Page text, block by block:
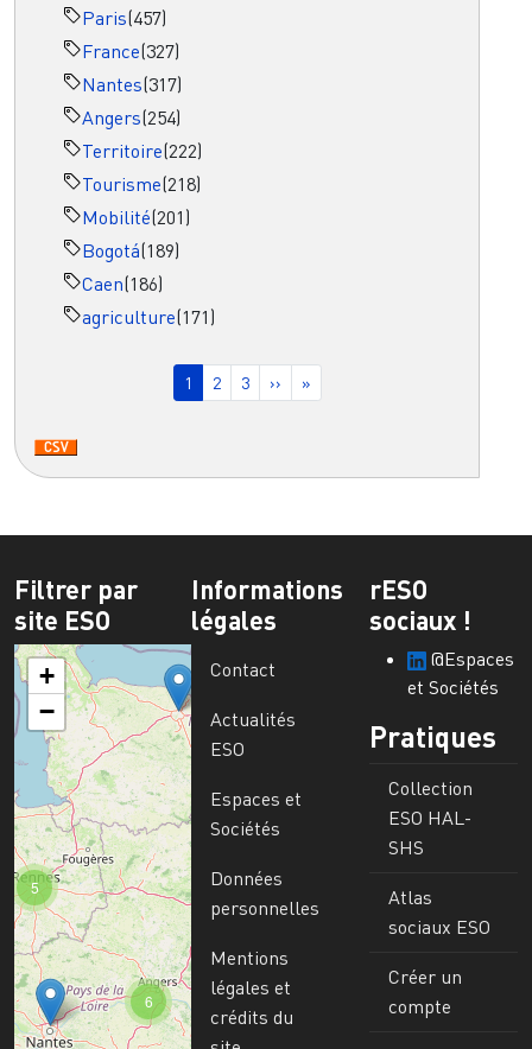
Paris(457)
France(327)
Nantes(317)
Angers(254)
Territoire(222)
Tourisme(218)
Mobilité(201)
Bogotá(189)
Caen(186)
agriculture(171)
Page courante
1 Page
2 Page
3 Page suivante
›› Dernière page
»
Filtrer par
site ESO
6
5
+
−
Informations
légales
Contact
Actualités
ESO
Espaces et
Sociétés
Données
personnelles
Mentions
légales et
crédits du
rESO
sociaux !
@Espaces
et Sociétés
Pratiques
Collection
ESO HAL-
SHS
Atlas
sociaux ESO
Créer un
compte